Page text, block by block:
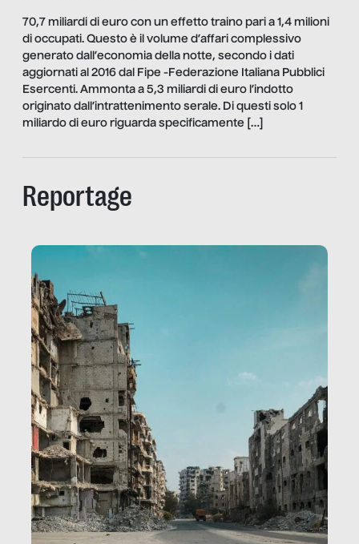
70,7 miliardi di euro con un effetto traino pari a 1,4 milioni
di occupati. Questo è il volume d’affari complessivo
generato dall’economia della notte, secondo i dati
aggiornati al 2016 dal Fipe -Federazione Italiana Pubblici
Esercenti. Ammonta a 5,3 miliardi di euro l’indotto
originato dall’intrattenimento serale. Di questi solo 1
miliardo di euro riguarda specificamente […]
Reportage